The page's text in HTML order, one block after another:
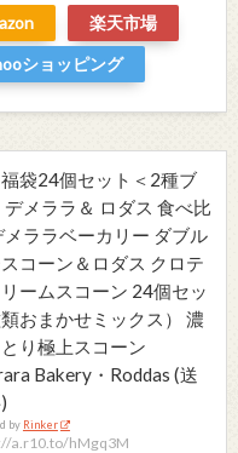
楽天市場
ショッピング
袋24個セット＜2種ブ
デメララ＆ ロダス 食べ比
メララベーカリー ダブル
コーン＆ロダス クロテ
ームスコーン 24個セッ
類おまかせミックス） 濃
り極上スコーン
Bakery・Roddas (送
by Rinker
a.r10.to/hMgq3M